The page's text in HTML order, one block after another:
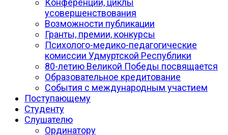
Конференции, циклы
усовершенствования
Возможности публикации
Гранты, премии, конкурсы
Психолого-медико-педагогические
комиссии Удмуртской Республики
80-летию Великой Победы посвящается
Образовательное кредитование
События с международным участием
Поступающему
Студенту
Слушателю
Ординатору